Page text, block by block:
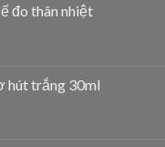
đo thân nhiệt
hút trắng 30ml